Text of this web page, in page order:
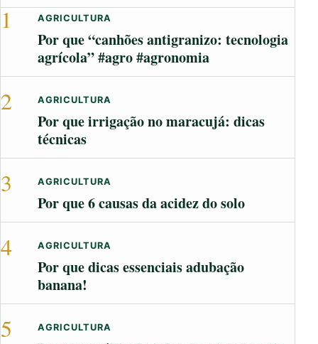
1
AGRICULTURA
Por que “canhões antigranizo: tecnologia
agrícola” #agro #agronomia
2 AGRICULTURA
Por que irrigação no maracujá: dicas
técnicas
3 AGRICULTURA
Por que 6 causas da acidez do solo
4 AGRICULTURA
Por que dicas essenciais adubação
banana!
5 AGRICULTURA